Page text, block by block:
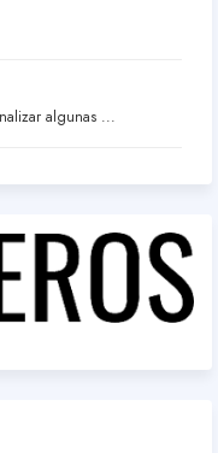
algunas ...